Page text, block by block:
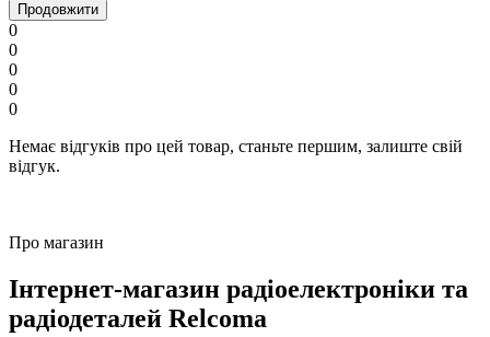
Продовжити
0
0
0
0
0
Немає відгуків про цей товар, станьте першим, залиште свій
відгук.
Про магазин
Інтернет-магазин радіоелектроніки та
радіодеталей Relcoma